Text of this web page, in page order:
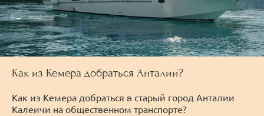
Как из Кемера добраться Анталии?
Как из Кемера добраться в старый город Анталии
Калеичи на общественном транспорте?